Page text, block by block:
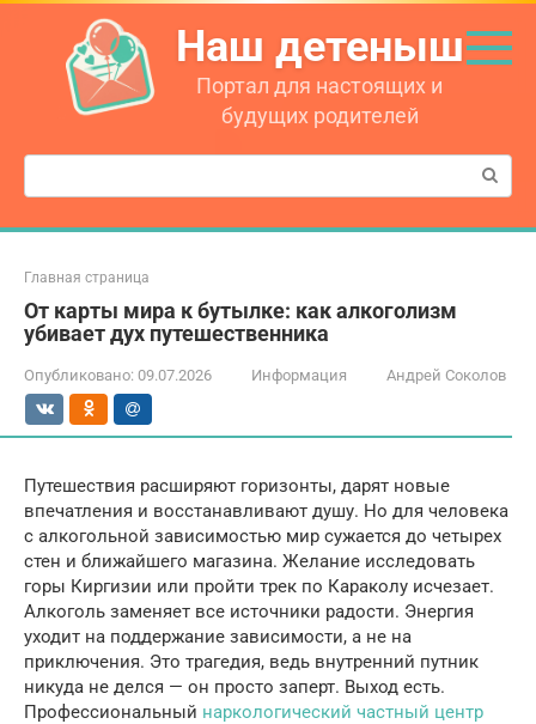
Перейти
контенту
Наш детеныш
Портал для настоящих и
будущих родителей
Поиск:
Главная страница
От карты мира к бутылке: как алкоголизм
убивает дух путешественника
Опубликовано: 09.07.2026 Информация Андрей Соколов
Путешествия расширяют горизонты, дарят новые
впечатления и восстанавливают душу. Но для человека
с алкогольной зависимостью мир сужается до четырех
стен и ближайшего магазина. Желание исследовать
горы Киргизии или пройти трек по Караколу исчезает.
Алкоголь заменяет все источники радости. Энергия
уходит на поддержание зависимости, а не на
приключения. Это трагедия, ведь внутренний путник
никуда не делся — он просто заперт. Выход есть.
Профессиональный наркологический частный центр